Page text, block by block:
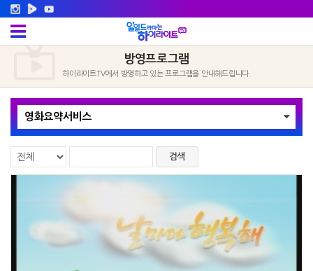
방영프로그램
하이라이트TV에서 방영하고 있는 프로그램을 안내해드립니다.
영화요약서비스
검색